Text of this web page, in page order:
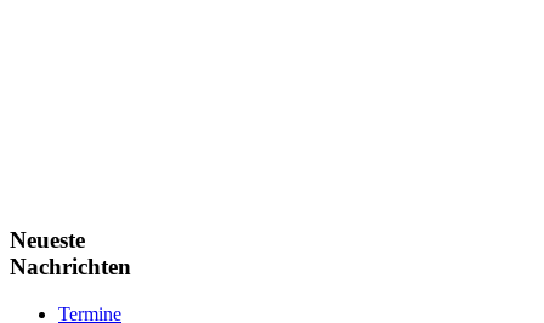
Neueste
Nachrichten
Termine